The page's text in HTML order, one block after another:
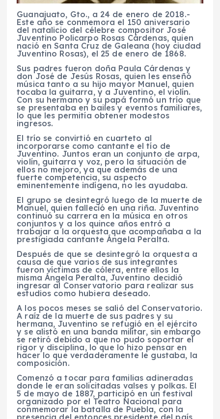
Guanajuato, Gto., a 24 de enero de 2018.-
Este año se conmemora el 150 aniversario
del natalicio del célebre compositor José
Juventino Policarpo Rosas Cárdenas, quien
nació en Santa Cruz de Galeana (hoy ciudad
Juventino Rosas), el 25 de enero de 1868.
Sus padres fueron doña Paula Cárdenas y
don José de Jesús Rosas, quien les enseñó
música tanto a su hijo mayor Manuel, quien
tocaba la guitarra, y a Juventino, el violín.
Con su hermano y su papá formó un trío que
se presentaba en bailes y eventos familiares,
lo que les permitía obtener modestos
ingresos.
El trío se convirtió en cuarteto al
incorporarse como cantante el tío de
Juventino. Juntos eran un conjunto de arpa,
violín, guitarra y voz, pero la situación de
ellos no mejoro, ya que además de una
fuerte competencia, su aspecto
eminentemente indígena, no les ayudaba.
El grupo se desintegró luego de la muerte de
Manuel, quien falleció en una riña. Juventino
continuó su carrera en la música en otros
conjuntos y a los quince años entró a
trabajar a la orquesta que acompañaba a la
prestigiada cantante Ángela Peralta.
Después de que se desintegró la orquesta a
causa de que varios de sus integrantes
fueron víctimas de cólera, entre ellos la
misma Ángela Peralta, Juventino decidió
ingresar al Conservatorio para realizar sus
estudios como hubiera deseado.
A los pocos meses se salió del Conservatorio.
A raíz de la muerte de sus padres y su
hermana, Juventino se refugió en el ejército
y se alistó en una banda militar, sin embargo
se retiró debido a que no pudo soportar el
rigor y disciplina, lo que lo hizo pensar en
hacer lo que verdaderamente le gustaba, la
composición.
Comenzó a tocar para familias adineradas
donde le eran solicitadas valses y polkas. El
5 de mayo de 1887, participó en un festival
organizado por el Teatro Nacional para
conmemorar la batalla de Puebla, con la